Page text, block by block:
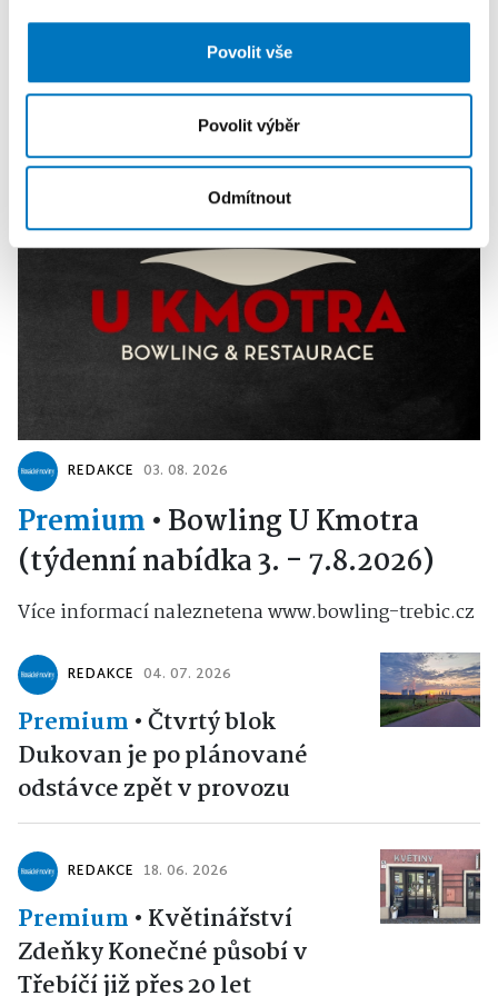
získali v důsledku toho, že používáte jejich služby.
Povolit vše
Povolit výběr
Odmítnout
REDAKCE 03. 08. 2026
Premium • Bowling U Kmotra
(týdenní nabídka 3. - 7.8.2026)
Více informací naleznetena www.bowling-trebic.cz
REDAKCE 04. 07. 2026
Premium •Čtvrtý blok
Dukovan je po plánované
odstávce zpět v provozu
REDAKCE 18. 06. 2026
Premium • Květinářství
Zdeňky Konečné působí v
Třebíčí již přes 20 let